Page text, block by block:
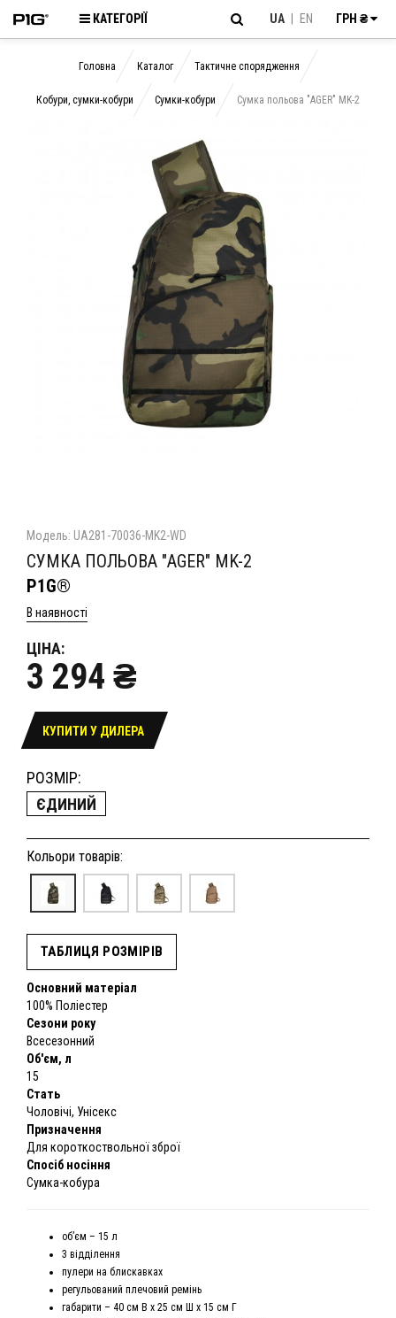
КАТЕГОРІЇ UA EN ГРН ₴
Головна Каталог Тактичне спорядження
Кобури, сумки-кобури Сумки-кобури Сумка польова "AGER" MK-2
Модель: UA281-70036-MK2-WD
СУМКА ПОЛЬОВА "AGER" MK-2
P1G®
В наявності
ЦІНА:
3 294 ₴
КУПИТИ У ДИЛЕРА
РОЗМІР:
ЄДИНИЙ
Кольори товарів:
ТАБЛИЦЯ РОЗМІРІВ
Основний матеріал
100% Поліестер
Сезони року
Всесезонний
Об'єм, л
15
Стать
Чоловічі, Унісекс
Призначення
Для короткоствольної зброї
Спосіб носіння
Сумка-кобура
об’єм – 15 л
3 відділення
пулери на блискавках
регульований плечовий ремінь
габарити – 40 см В х 25 см Ш х 15 см Г